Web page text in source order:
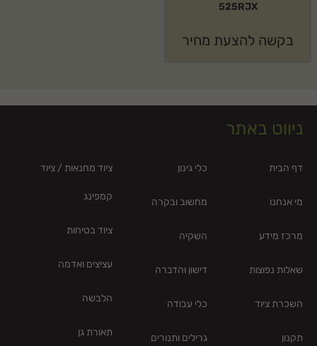
525RJX
בקשה להצעת מחיר
ניווט באתר
דף הבית
מי אנחנו
מרכז מידע
שאלות נפוצות
השכרת ציוד
תקנון
כלי גינון
מחשוב ובקרה
השקיה
דישון והדברה
כלי עבודה
גרילים ותנורים
ציוד מחנאות / ציוד
קמפינג
ציוד בטיחות
עציצים ואדמה
הלבשה
תאורת גן